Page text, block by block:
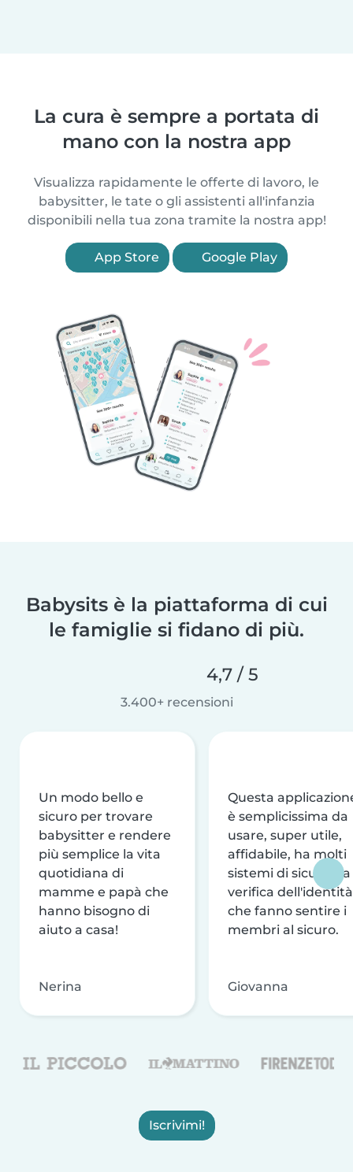
La cura è sempre a portata di
mano con la nostra app
Visualizza rapidamente le offerte di lavoro, le
babysitter, le tate o gli assistenti all'infanzia
disponibili nella tua zona tramite la nostra app!
App Store Google Play
Babysits è la piattaforma di cui
le famiglie si fidano di più.
4,7 / 5
3.400+ recensioni
Un modo bello e
sicuro per trovare
babysitter e rendere
più semplice la vita
quotidiana di
mamme e papà che
hanno bisogno di
aiuto a casa!
Nerina
Questa
è semplicissima da
usare, super utile,
affidabile, ha molti
sistemi di sicurezza
verifica dell'identità
che fanno sentire i
membri al sicuro.
Giovanna
Iscrivimi!